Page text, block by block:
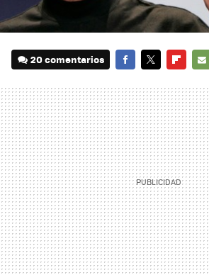
20 comentarios